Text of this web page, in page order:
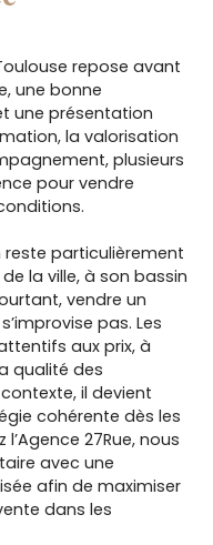
repose avant
une bonne
une présentation
la valorisation
plusieurs
pour vendre
particulièrement
la ville, à son bassin
vendre un
pas. Les
aux prix, à
qualité des
il devient
cohérente dès les
27Rue, nous
avec une
afin de maximiser
dans les